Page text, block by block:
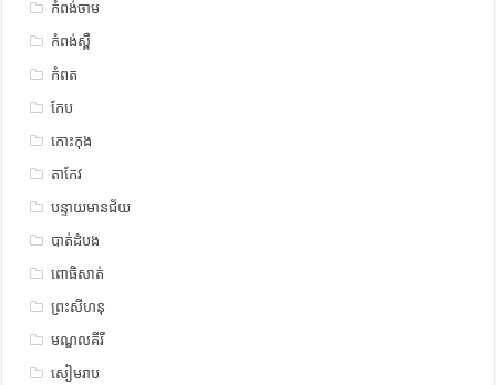
កំពង់ចាម
កំពង់ស្ពឺ
កំពត
កែប
កោះកុង
តាកែវ
បន្ទាយមានជ័យ
បាត់ដំបង
ពោធិសាត់
ព្រះសីហនុ
មណ្ឌលគីរី
សៀមរាប